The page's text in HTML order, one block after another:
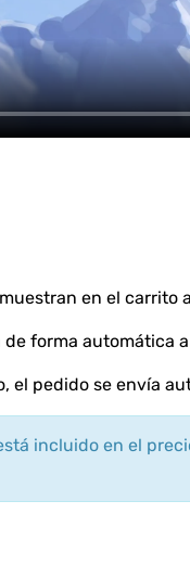
en el carrito
forma
el pedido se envía
incluido en el